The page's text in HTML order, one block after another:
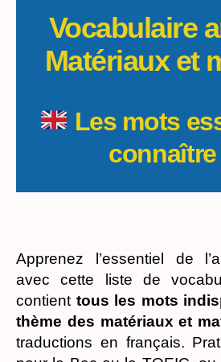
Vocabulaire
Matériaux et
Les mots
connaître
Apprenez l’essentiel de
avec cette liste de
contient tous les mots
thème des matériaux et
traductions en français.